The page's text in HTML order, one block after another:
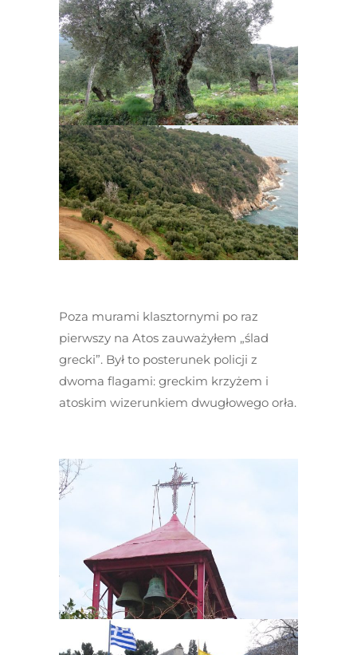
Poza murami klasztornymi po raz
pierwszy na Atos zauważyłem „ślad
grecki”. Był to posterunek policji z
dwoma flagami: greckim krzyżem i
atoskim wizerunkiem dwugłowego orła.